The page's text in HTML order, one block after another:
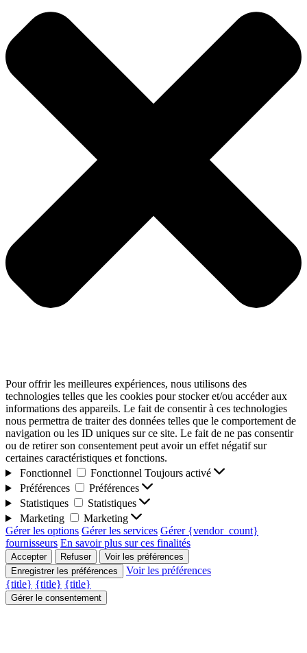
Pour offrir les meilleures expériences, nous utilisons des
technologies telles que les cookies pour stocker et/ou accéder aux
informations des appareils. Le fait de consentir à ces technologies
nous permettra de traiter des données telles que le comportement de
navigation ou les ID uniques sur ce site. Le fait de ne pas consentir
ou de retirer son consentement peut avoir un effet négatif sur
certaines caractéristiques et fonctions.
Fonctionnel
Fonctionnel Toujours activé
Préférences
Préférences
Statistiques
Statistiques
Marketing
Marketing
Gérer les options Gérer les services Gérer {vendor_count}
fournisseurs En savoir plus sur ces finalités
Accepter Refuser
Voir les préférences
Enregistrer les préférences
Voir les préférences
{title} {title} {title}
Gérer le consentement